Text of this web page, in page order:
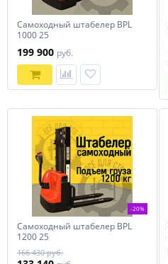
Самоходный штабелер BPL
199 900 руб.
-20%
Самоходный штабелер BPL